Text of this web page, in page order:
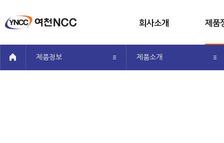
회사소개 제품
제품정보 제품소개